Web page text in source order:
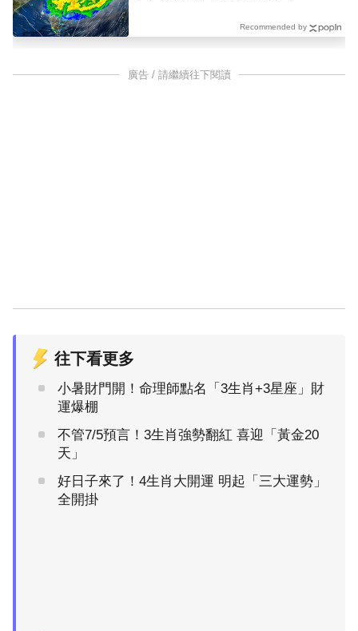
Recommended by
廣告 / 請繼續往下閱讀
往下看更多
小暑財門開！命理師點名「3生肖+3星座」財
運爆棚
不管7/5預言！3生肖強勢翻紅 喜迎「黃金20
天」
好日子來了！4生肖大開運 明起「三大運勢」
全開掛